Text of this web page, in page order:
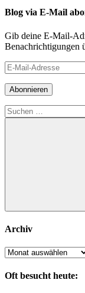
Blog via E-Mail
Gib deine E-Mail-
Benachrichtigungen
E-
Mail-
Adresse
Abonnieren
Suchen
nach:
Archiv
Archiv
Oft besucht heute: